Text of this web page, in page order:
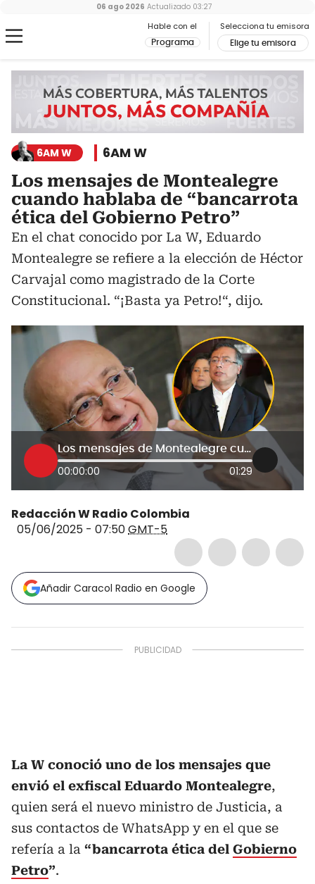
Hable con el
Programa
Selecciona tu emisora
Elige tu emisora
06 ago 2026 Actualizado 03:27
6AM W 6AM W
Los mensajes de Montealegre
cuando hablaba de “bancarrota
ética del Gobierno Petro”
En el chat conocido por La W, Eduardo
Montealegre se refiere a la elección de Héctor
Carvajal como magistrado de la Corte
Constitucional. “¡Basta ya Petro!“, dijo.
Los mensajes de Montealegre cuando hablaba de “bancarrota ética del Gobierno Petro”
00:00:00 01:29
Redacción W Radio Colombia
05/06/2025 - 07:50GMT-5
Añadir Caracol Radio en Google
La W conoció uno de los mensajes que
envió el exfiscal Eduardo Montealegre,
quien será el nuevo ministro de Justicia, a
sus contactos de WhatsApp y en el que se
refería a la “bancarrota ética del Gobierno
Petro”.